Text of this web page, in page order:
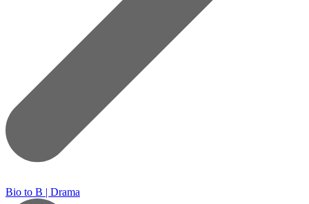
Bio to B | Drama